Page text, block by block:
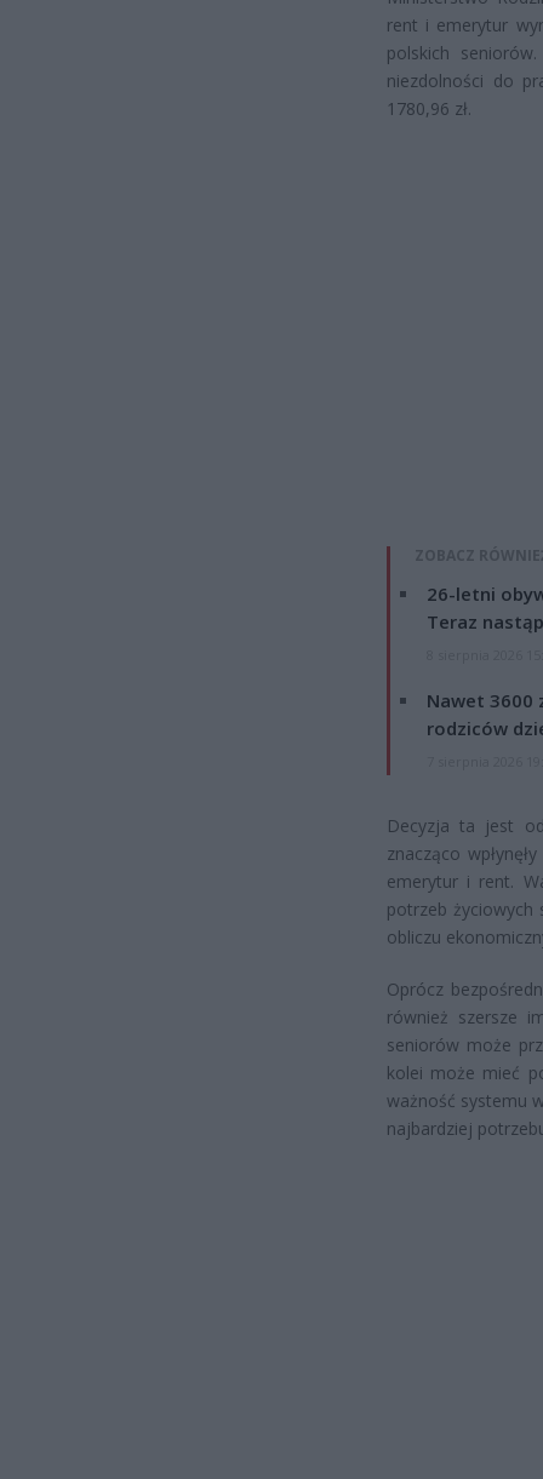
rent i emerytur
polskich
niezdolności do
1780,96 zł.
ZOBACZ
26-letni
Teraz
Nawet 3600
rodziców
Decyzja ta jest
znacząco
emerytur i rent.
potrzeb życiowych
obliczu
Oprócz
również szersze
seniorów może
kolei może mieć
ważność systemu
najbardziej